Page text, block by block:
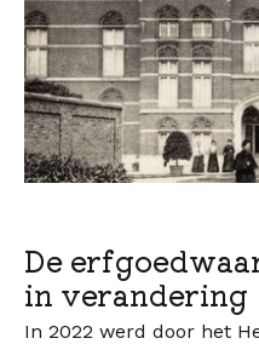
De
in verandering
In 2022 werd door het